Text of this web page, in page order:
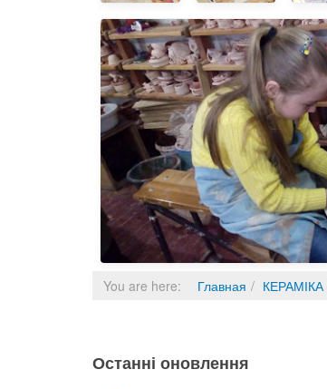
You are here: Главная КЕРАМІКА
Останні оновлення